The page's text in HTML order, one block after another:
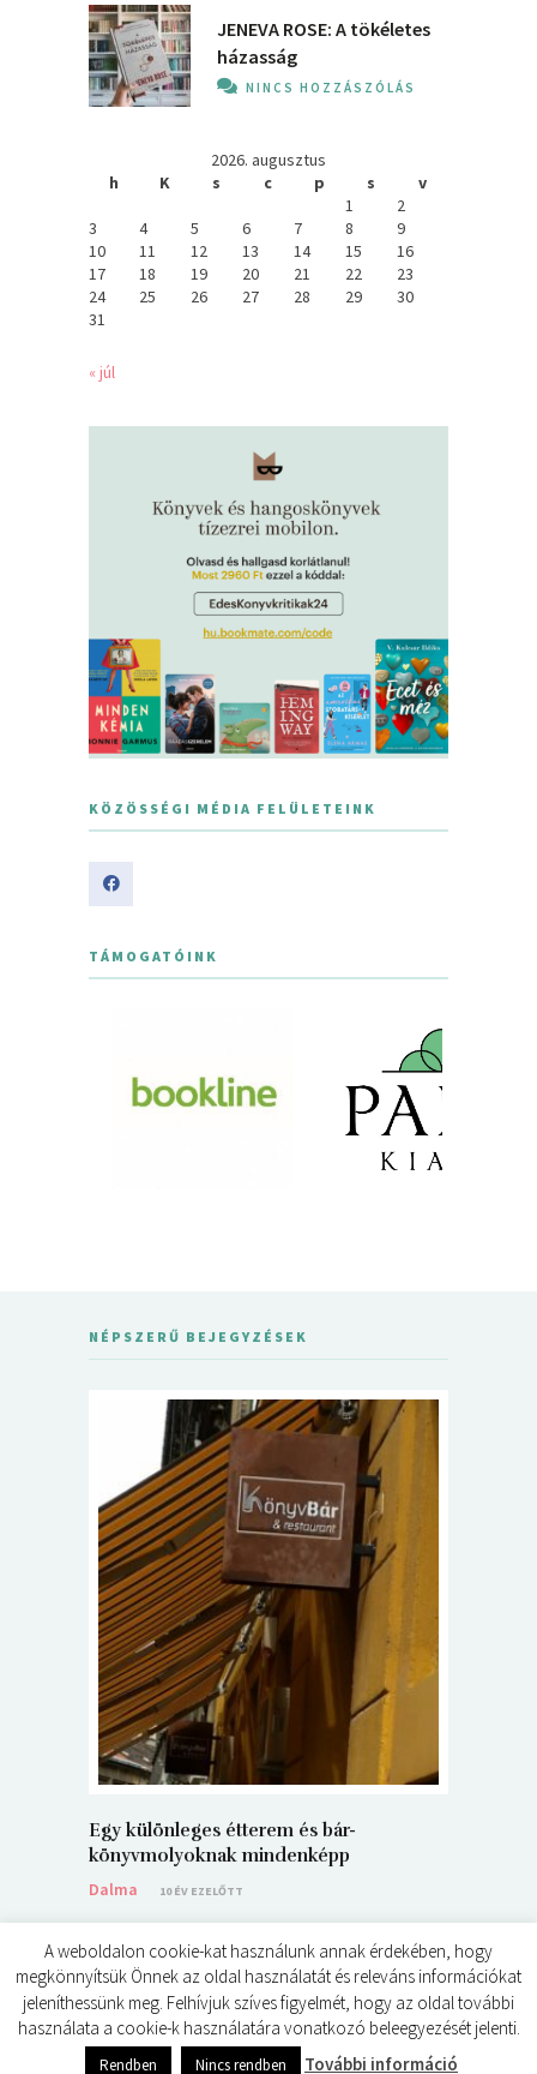
JENEVA ROSE: A ​tökéletes
házasság
NINCS HOZZÁSZÓLÁS
2026. augusztus
h
K s c p s
v
1
2
3
4 5 6 7 8
9
10
11 12 13 14 15
16
17
18 19 20 21 22
23
24
25 26 27 28 29
30
31
« júl
KÖZÖSSÉGI MÉDIA FELÜLETEINK
TÁMOGATÓINK
NÉPSZERŰ BEJEGYZÉSEK
Egy különleges étterem és bár-
könyvmolyoknak mindenképp
Dalma
10 ÉV EZELŐTT
© ÉDES KIS KÖNYVKRITIKÁK 2024
A weboldalon cookie-kat használunk annak érdekében, hogy
megkönnyítsük Önnek az oldal használatát és releváns információkat
jeleníthessünk meg. Felhívjuk szíves figyelmét, hogy az oldal további
használata a cookie-k használatára vonatkozó beleegyezését jelenti.
Rendben Nincs rendben További információ